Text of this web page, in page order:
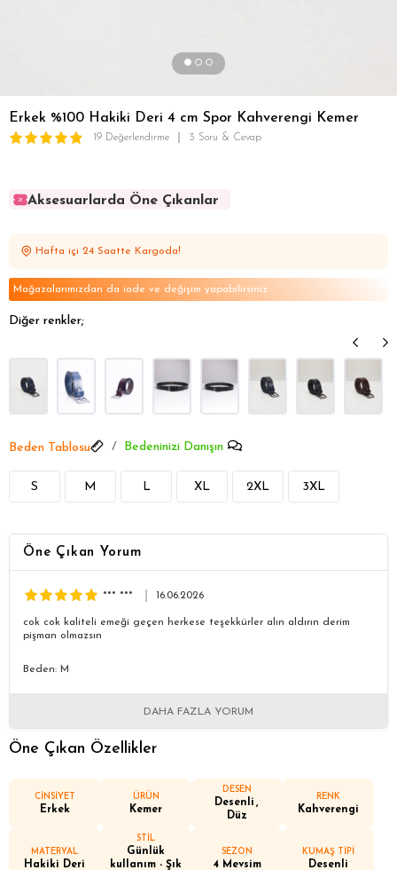
Erkek %100 Hakiki Deri 4 cm Spor Kahverengi Kemer
19 Değerlendirme 3 Soru & Cevap
Aksesuarlarda Öne Çıkanlar
Aksesuarlarda Öne Çıkanlar
Hafta içi 24 Saatte Kargoda!
Mağazalarımızdan da iade ve değişim yapabilirsiniz
Diğer renkler;
Beden Tablosu Bedeninizi Danışın
S M L XL 2XL 3XL
Öne Çıkan Yorum
*** *** 16.06.2026
cok cok kaliteli emeği geçen herkese teşekkürler alın aldırın derim
pişman olmazsın
Beden: M
DAHA FAZLA YORUM
Öne Çıkan Özellikler
CİNSİYET
Erkek
ÜRÜN
Kemer
DESEN
Desenli
Düz
RENK
Kahverengi
MATERYAL
Hakiki Deri
STİL
Günlük
kullanım - Şık
SEZON
4 Mevsim
KUMAŞ TİPİ
Desenli